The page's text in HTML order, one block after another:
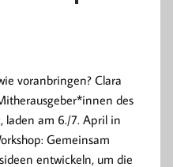
voranbringen? Clara
des
laden am 6./7. April in
Gemeinsam
entwickeln, um die